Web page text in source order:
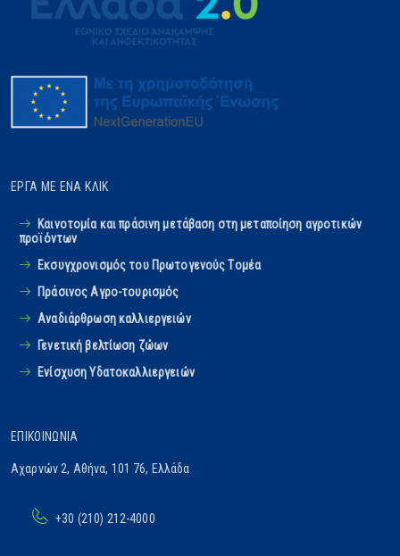
ΈΡΓΑ ΜΕ ΈΝΑ ΚΛΙΚ
Καινοτομία και πράσινη μετάβαση στη μεταποίηση αγροτικών
προϊόντων
Εκσυγχρονισμός του Πρωτογενούς Tομέα
Πράσινος Αγρο-τουρισμός
Αναδιάρθρωση καλλιεργειών
Γενετική βελτίωση ζώων
Ενίσχυση Υδατοκαλλιεργειών
ΕΠΙΚΟΙΝΩΝΊΑ
Αχαρνών 2, Αθήνα, 101 76, Ελλάδα
+30 (210) 212-4000